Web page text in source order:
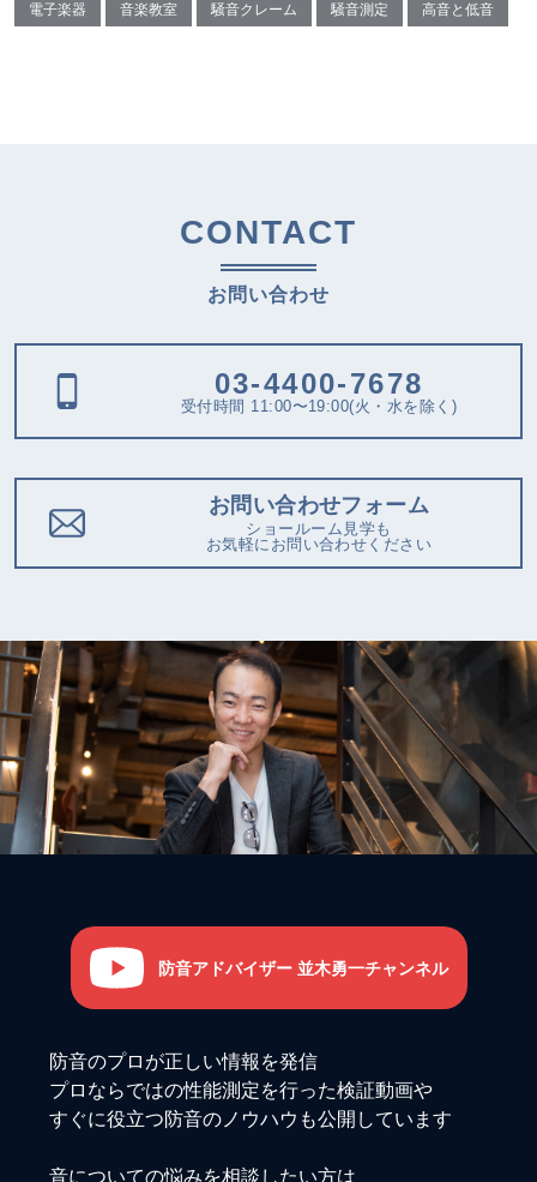
電子楽器 音楽教室 騒音クレーム 騒音測定 高音と低音
CONTACT
お問い合わせ
03-4400-7678
受付時間 11:00〜19:00(火・水を除く)
お問い合わせフォーム
ショールーム見学も
お気軽にお問い合わせください
防音アドバイザー 並木勇一チャンネル
防音のプロが正しい情報を発信
プロならではの性能測定を行った検証動画や
すぐに役立つ防音のノウハウも公開しています
音についての悩みを相談したい方は